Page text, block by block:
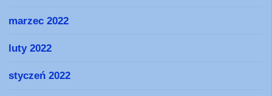
marzec 2022
luty 2022
styczeń 2022